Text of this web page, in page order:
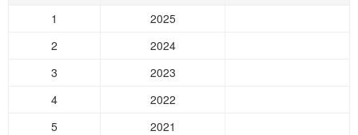
1
2025
2
2024
3
2023
4
2022
5
2021